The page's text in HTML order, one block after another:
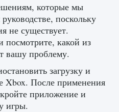
которые мы
поскольку
не существует.
посмотрите, какой из
вашу проблему.
загрузку и
Xbox. После применения
приложение и
игры.